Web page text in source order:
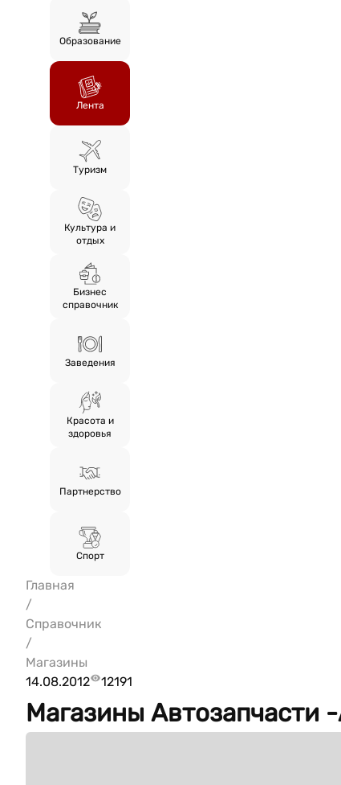
Образование
Лента
Туризм
Культура и
отдых
Бизнес
справочник
Заведения
Красота и
здоровья
Партнерство
Спорт
Главная
/
Справочник
/
Магазины
14.08.2012
12191
Магазины Автозапчасти -